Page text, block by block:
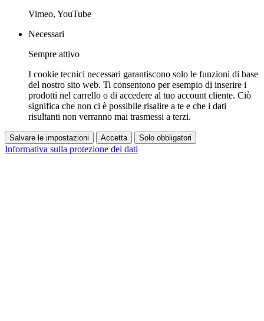
Vimeo, YouTube
Necessari
Sempre attivo
I cookie tecnici necessari garantiscono solo le funzioni di base
del nostro sito web. Ti consentono per esempio di inserire i
prodotti nel carrello o di accedere al tuo account cliente. Ciò
significa che non ci è possibile risalire a te e che i dati
risultanti non verranno mai trasmessi a terzi.
Salvare le impostazioni Accetta Solo obbligatori
Informativa sulla protezione dei dati